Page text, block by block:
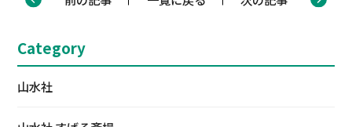
Category
山水社